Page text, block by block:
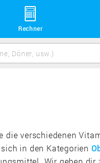
Rechner
verschiedenen
in den Kategorien